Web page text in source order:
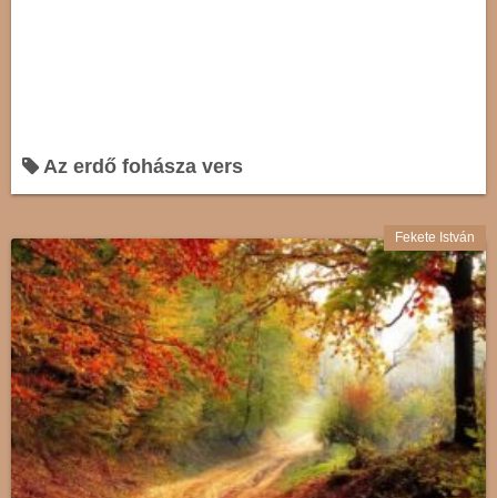
Az erdő fohásza vers
Fekete István